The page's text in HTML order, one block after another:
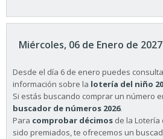
Miércoles, 06 de Enero de 2027
Desde el día 6 de enero puedes
información sobre la lotería del niño
Si estás buscando comprar un número
buscador de números 2026.
Para comprobar décimos de la Lotería
sido premiados, te ofrecemos un